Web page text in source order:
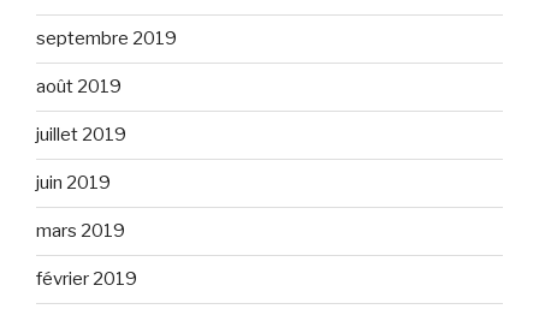
septembre 2019
août 2019
juillet 2019
juin 2019
mars 2019
février 2019